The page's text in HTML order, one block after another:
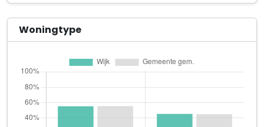
BPSystems
Mercatorplein 51 D
Brian Megens Photography
Brusselseweg 223
Broodjes Service Jekerdal
Woningtype